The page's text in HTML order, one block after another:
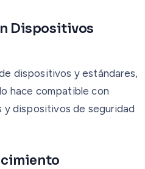
Dispositivos
dispositivos y estándares,
hace compatible con
dispositivos de seguridad